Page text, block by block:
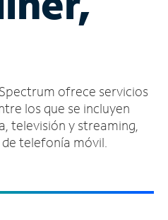
ofrece servicios
los que se incluyen
televisión y streaming,
telefonía móvil.